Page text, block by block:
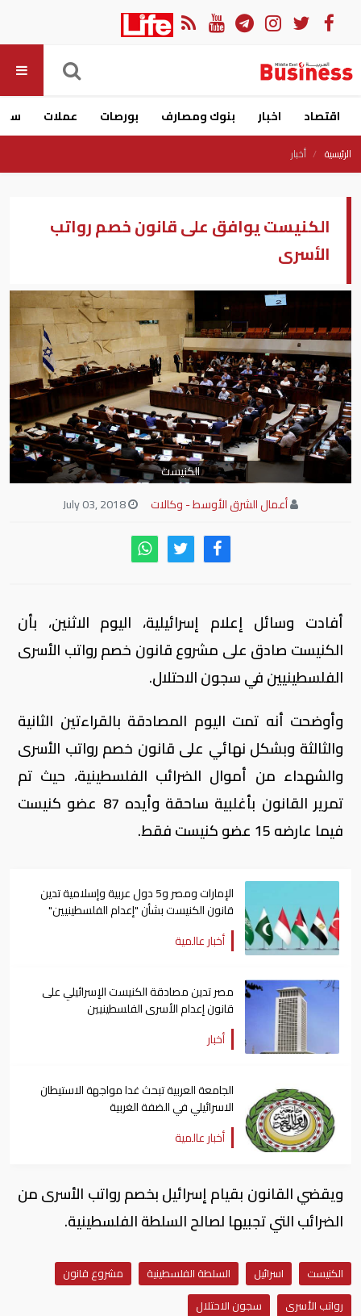
اقتصاد اخبار بنوك ومصارف بورصات عملات
الرئيسية أخبار
الكنيست يوافق على قانون خصم رواتب
الأسرى
الكنيست
أعمال الشرق الأوسط - وكالات
أفادت وسائل إعلام إسرائيلية، اليوم الاثنين، بأن
الكنيست صادق على مشروع قانون خصم رواتب الأسرى
الفلسطينيين في سجون الاحتلال.
وأوضحت أنه تمت اليوم المصادقة بالقراءتين الثانية
والثالثة وبشكل نهائي على قانون خصم رواتب الأسرى
والشهداء من أموال الضرائب الفلسطينية، حيث تم
تمرير القانون بأغلبية ساحقة وأيده 87 عضو كنيست
فيما عارضه 15 عضو كنيست فقط.
الإمارات ومصر و5 دول عربية وإسلامية تدين
قانون الكنيست بشأن "إعدام الفلسطينيين"
أخبار عالمية
مصر تدين مصادقة الكنيست الإسرائيلي على
قانون إعدام الأسرى الفلسطينيين
أخبار
الجامعة العربية تبحث غدا مواجهة الاستيطان
الاسرائيلي في الضفة الغربية
أخبار عالمية
ويقضي القانون بقيام إسرائيل بخصم رواتب الأسرى من
الضرائب التي تجبيها لصالح السلطة الفلسطينية.
الكنيست اسرائيل السلطة الفلسطينية
مشروع قانون
رواتب الأسرى
سجون الاحتلال